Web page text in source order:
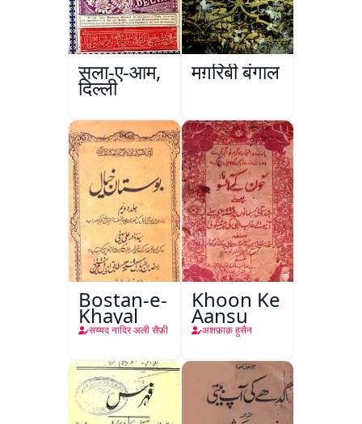
सला-ए-आम,
दिल्ली
मग़रिबी बंगाल
Bostan-e-
Khayal
सय्यद नादिर अली सैफ़ी
Khoon Ke
Aansu
अशफ़ाक़ हुसैन